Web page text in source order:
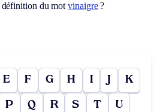
définition du motvinaigre?
E F G H I J K
P Q R S T U